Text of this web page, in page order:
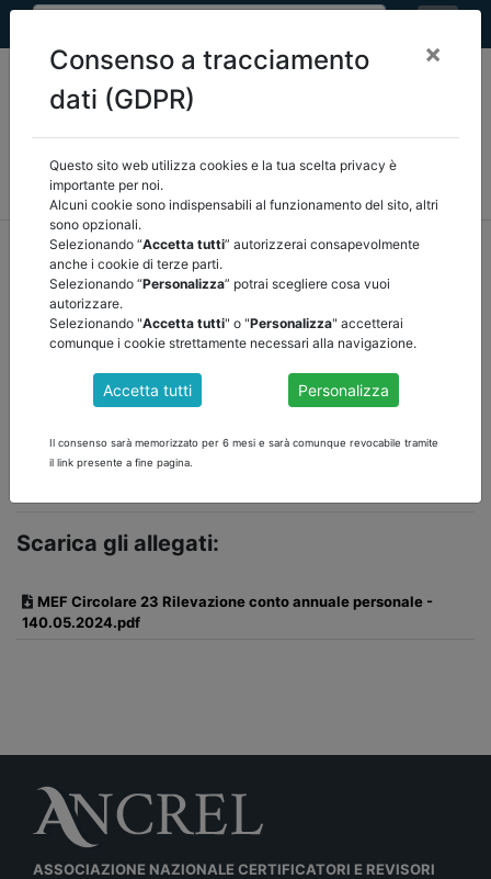
MEF FINANZA LOCALE/OSSERVATORIO
NORMATIVA
CORTE DEI CONTI E GIURISPRUDENZA
home documenti pubblici mef/torna indietro
DOCUMENTI PUBBLICI
CIRCOLARE 23 - RILEVAZIONE CONTO
ANNUALE PERSONALE
Scarica la Circolare nr. 23 del 14 maggio 2024
Scarica gli allegati:
MEF Circolare 23 Rilevazione conto annuale personale -
140.05.2024.pdf
ASSOCIAZIONE NAZIONALE CERTIFICATORI E REVISORI
Consenso a tracciamento
dati (GDPR)
×
Questo sito web utilizza cookies e la tua scelta privacy è
importante per noi.
Alcuni cookie sono indispensabili al funzionamento del sito, altri
sono opzionali.
Selezionando “Accetta tutti” autorizzerai consapevolmente
anche i cookie di terze parti.
Selezionando “Personalizza” potrai scegliere cosa vuoi
autorizzare.
Selezionando "Accetta tutti" o "Personalizza" accetterai
comunque i cookie strettamente necessari alla navigazione.
Accetta tutti Personalizza
Il consenso sarà memorizzato per 6 mesi e sarà comunque revocabile tramite
il link presente a fine pagina.